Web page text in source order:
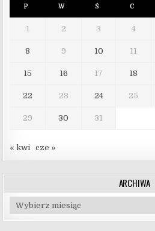
P W Ś C
1 2 3 4
8 9 10 11
15 16 17 18
22 23 24 25
29 30 31
« kwi cze »
ARCHIWA
Archiwa